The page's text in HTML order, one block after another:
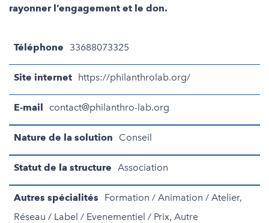
rayonner l’engagement et le don.
Téléphone 33688073325
Site internet https://philanthrolab.org/
E-mail contact@philanthro-lab.org
Nature de la solution Conseil
Statut de la structure Association
Autres spécialités
Formation / Animation / Atelier,
Réseau / Label / Evenementiel / Prix, Autre